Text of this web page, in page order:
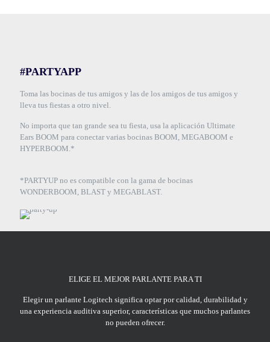
#PARTYAPP
Toma las bocinas de tus amigos y las de los amigos de tus amigos y
lleva tus fiestas a otro nivel.
No importa que tan grande sea tu fiesta, usa la aplicación Ultimate
Ears BOOM para conectar varias bocinas BOOM, MEGABOOM e
HYPERBOOM.*
*PARTYUP no es compatible con la gama de bocinas
WONDERBOOM, BLAST y MEGABLAST.
ELIGE EL MEJOR PARLANTE PARA TI
Elegir un parlante Logitech significa optar por calidad, durabilidad y
una experiencia auditiva superior, características que muchos parlantes
no pueden ofrecer.